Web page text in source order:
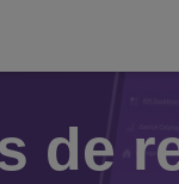
Plataformas
somos
de